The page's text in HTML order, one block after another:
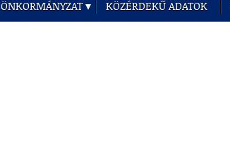
ÖNKORMÁNYZAT KÖZÉRDEKŰ ADATOK